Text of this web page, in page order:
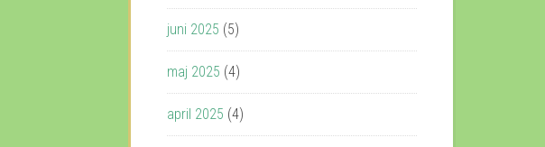
juni 2025 (5)
maj 2025 (4)
april 2025 (4)